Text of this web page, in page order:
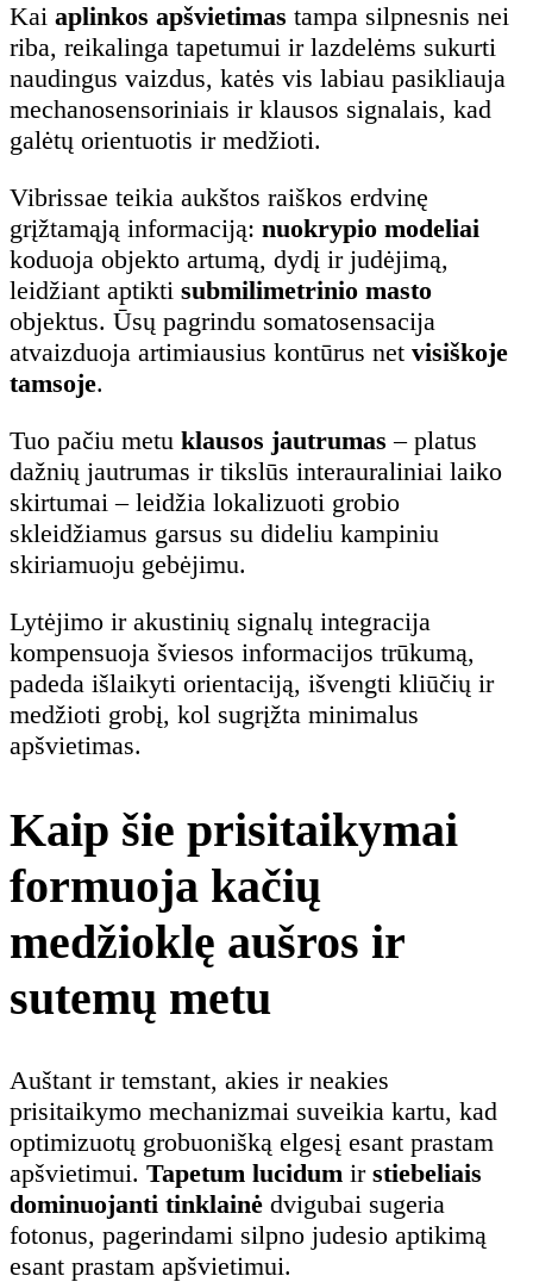
Kai aplinkos apšvietimas tampa silpnesnis nei
riba, reikalinga tapetumui ir lazdelėms sukurti
naudingus vaizdus, katės vis labiau pasikliauja
mechanosensoriniais ir klausos signalais, kad
galėtų orientuotis ir medžioti.
Vibrissae teikia aukštos raiškos erdvinę
grįžtamąją informaciją: nuokrypio modeliai
koduoja objekto artumą, dydį ir judėjimą,
leidžiant aptikti submilimetrinio masto
objektus. Ūsų pagrindu somatosensacija
atvaizduoja artimiausius kontūrus net visiškoje
tamsoje.
Tuo pačiu metu klausos jautrumas – platus
dažnių jautrumas ir tikslūs interauraliniai laiko
skirtumai – leidžia lokalizuoti grobio
skleidžiamus garsus su dideliu kampiniu
skiriamuoju gebėjimu.
Lytėjimo ir akustinių signalų integracija
kompensuoja šviesos informacijos trūkumą,
padeda išlaikyti orientaciją, išvengti kliūčių ir
medžioti grobį, kol sugrįžta minimalus
apšvietimas.
Kaip šie prisitaikymai
formuoja kačių
medžioklę aušros ir
sutemų metu
Auštant ir temstant, akies ir neakies
prisitaikymo mechanizmai suveikia kartu, kad
optimizuotų grobuonišką elgesį esant prastam
apšvietimui. Tapetum lucidum ir stiebeliais
dominuojanti tinklainė dvigubai sugeria
fotonus, pagerindami silpno judesio aptikimą
esant prastam apšvietimui.